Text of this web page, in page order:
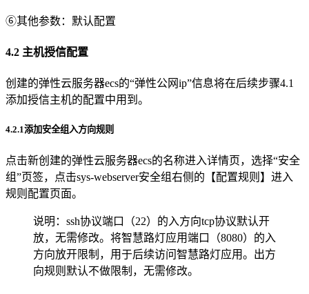
⑥其他参数：默认配置
4.2 主机授信配置
创建的弹性云服务器ecs的“弹性公网ip”信息将在后续步骤4.1
添加授信主机的配置中用到。
4.2.1添加安全组入方向规则
点击新创建的弹性云服务器ecs的名称进入详情页，选择“安全
组”页签，点击sys-webserver安全组右侧的【配置规则】进入
规则配置页面。
说明：ssh协议端口（22）的入方向tcp协议默认开
放，无需修改。将智慧路灯应用端口（8080）的入
方向放开限制，用于后续访问智慧路灯应用。出方
向规则默认不做限制，无需修改。